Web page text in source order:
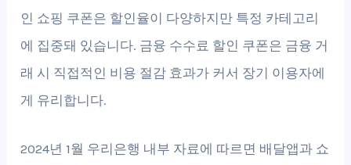
인 쇼핑 쿠폰은 할인율이 다양하지만 특정 카테고리
에 집중돼 있습니다. 금융 수수료 할인 쿠폰은 금융 거
래 시 직접적인 비용 절감 효과가 커서 장기 이용자에
게 유리합니다.
2024년 1월 우리은행 내부 자료에 따르면 배달앱과 쇼